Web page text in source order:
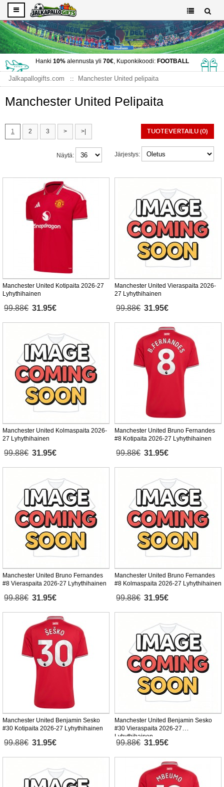
Hanki 10%alennusta yli 70€, Kuponkikoodi: FOOTBALL
Jalkapallogifts.com Manchester United pelipaita
Manchester United Pelipaita
1 2 3 > >| TUOTEVERTAILU (0)
Järjestys:
Näytä:
Manchester United Kotipaita 2026-27
Lyhythihainen
99.88€ 31.95€
Manchester United Vieraspaita 2026-
27 Lyhythihainen
99.88€ 31.95€
Manchester United Kolmaspaita 2026-
27 Lyhythihainen
99.88€ 31.95€
Manchester United Bruno Fernandes
#8 Kotipaita 2026-27 Lyhythihainen
99.88€ 31.95€
Manchester United Bruno Fernandes
#8 Vieraspaita 2026-27 Lyhythihainen
99.88€ 31.95€
Manchester United Bruno Fernandes
#8 Kolmaspaita 2026-27 Lyhythihainen
99.88€ 31.95€
Manchester United Benjamin Sesko
#30 Kotipaita 2026-27 Lyhythihainen
99.88€ 31.95€
Manchester United Benjamin Sesko
#30 Vieraspaita 2026-27
Lyhythihainen
99.88€ 31.95€